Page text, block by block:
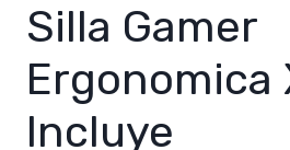
Silla Gamer
Ergonomica
Incluye